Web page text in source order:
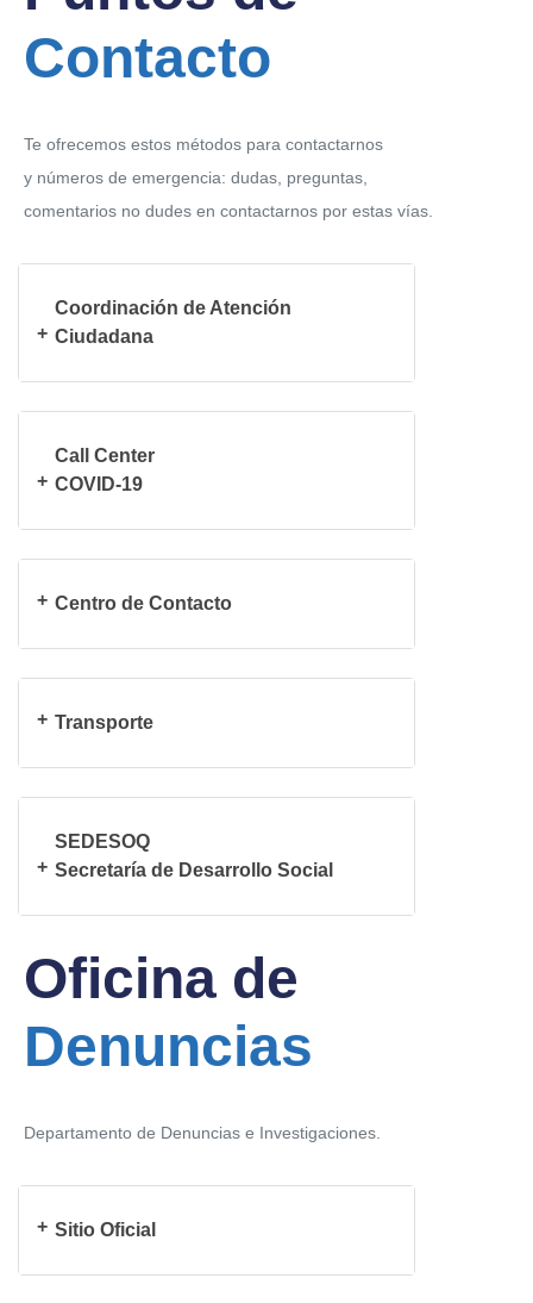
Contacto
Te ofrecemos estos métodos para contactarnos
y números de emergencia: dudas, preguntas,
comentarios no dudes en contactarnos por estas vías.
Coordinación de Atención
Ciudadana
Call Center
COVID-19
Centro de Contacto
Transporte
SEDESOQ
Secretaría de Desarrollo Social
Oficina de
Denuncias
Departamento de Denuncias e Investigaciones.
Sitio Oficial